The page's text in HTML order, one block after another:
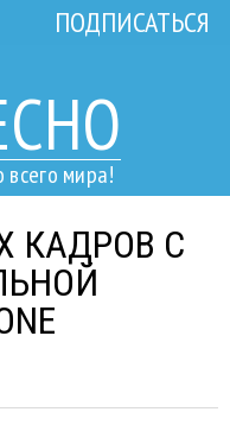
всего мира!
ПОДПИСАТЬСЯ
КАДРОВ С